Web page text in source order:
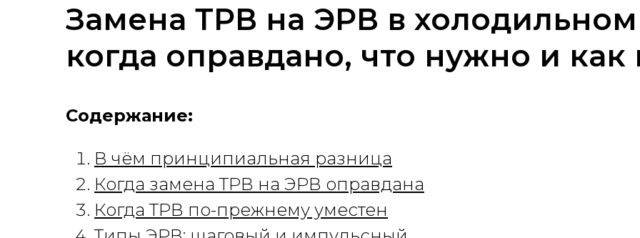
Замена ТРВ на ЭРВ в
когда оправдано, что нужно и как
Содержание:
В чём принципиальная разница
Когда замена ТРВ на ЭРВ оправдана
Когда ТРВ по-прежнему уместен